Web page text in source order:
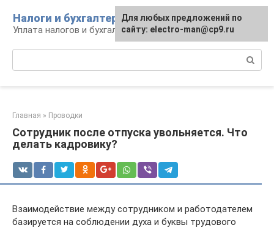
контенту
Налоги и бухгалтерия
Уплата налогов и бухгалтерская отчётность
Главная » Проводки
Сотрудник после отпуска увольняется. Что
делать кадровику?
Взаимодействие между сотрудником и работодателем
базируется на соблюдении духа и буквы трудового
Для любых предложений по
сайту: electro-man@cp9.ru